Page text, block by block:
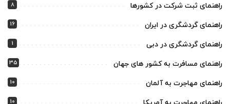
راهنمای ثبت شرکت در کشورها 8
راهنمای گردشگری در ایران 16
راهنمای گردشگری در دبی 1
راهنمای مسافرت به کشور های جهان 35
راهنمای مهاجرت به آلمان 10
10